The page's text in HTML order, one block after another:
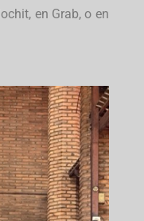
en Grab, o en